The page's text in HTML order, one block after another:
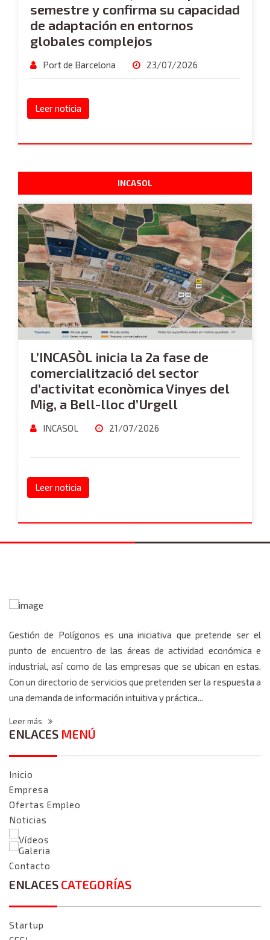
semestre y confirma su capacidad
de adaptación en entornos
globales complejos
Port de Barcelona 23/07/2026
Leer noticia
INCASOL
L’INCASÒL inicia la 2a fase de
comercialització del sector
d’activitat econòmica Vinyes del
Mig, a Bell-lloc d’Urgell
INCASOL 21/07/2026
Leer noticia
Gestión de Polígonos es una iniciativa que pretende ser el
punto de encuentro de las áreas de actividad económica e
industrial, así como de las empresas que se ubican en estas.
Con un directorio de servicios que pretenden ser la respuesta a
una demanda de información intuitiva y práctica...
Leer más
ENLACES MENÚ
Inicio
Empresa
Ofertas Empleo
Noticias
Vídeos
Galeria
Contacto
ENLACES CATEGORÍAS
Startup